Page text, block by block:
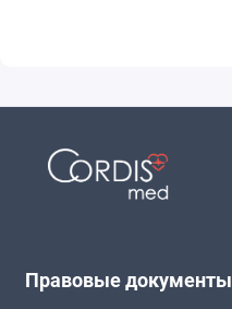
Правовые документы